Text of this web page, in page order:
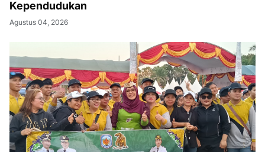
Kependudukan
Agustus 04, 2026